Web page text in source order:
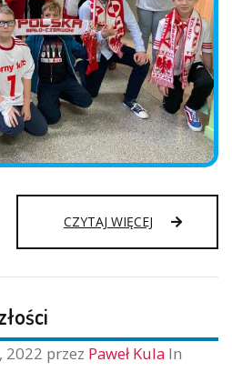
CZYTAJ WIĘCEJ KIBICUJEMY
2022 przez Paweł Kula In